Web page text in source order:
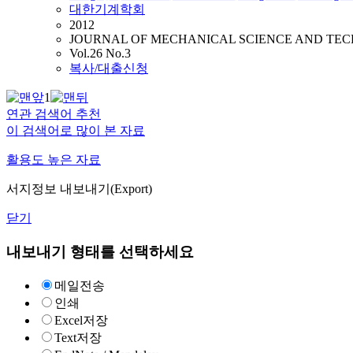
대한기계학회
2012
JOURNAL OF MECHANICAL SCIENCE AND
Vol.26 No.3
복사/대출신청
1
연관 검색어 추천
이 검색어로 많이 본 자료
활용도 높은 자료
서지정보 내보내기(Export)
닫기
내보내기 형태를 선택하세요
메일전송
인쇄
Excel저장
Text저장